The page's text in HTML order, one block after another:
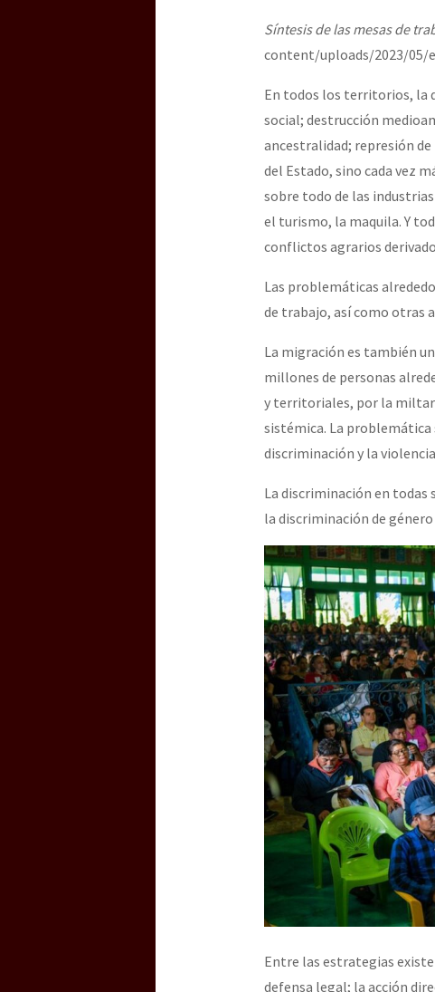
Síntesis de las mesas de
content/uploads/2023/05/
En todos los territorios, la
social; destrucción
ancestralidad; represión
del Estado, sino cada vez
sobre todo de las
el turismo, la maquila. Y
conflictos agrarios
Las problemáticas
de trabajo, así como otras
La migración es también
millones de personas
y territoriales, por la
sistémica. La problemática
discriminación y la
La discriminación en
la discriminación de
Entre las estrategias
defensa legal; la acción